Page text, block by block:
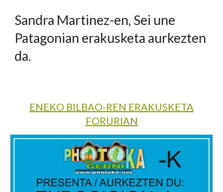
Sandra Martinez-en, Sei une
Patagonian erakusketa aurkezten
da.
ENEKO BILBAO-REN ERAKUSKETA
FORURIAN